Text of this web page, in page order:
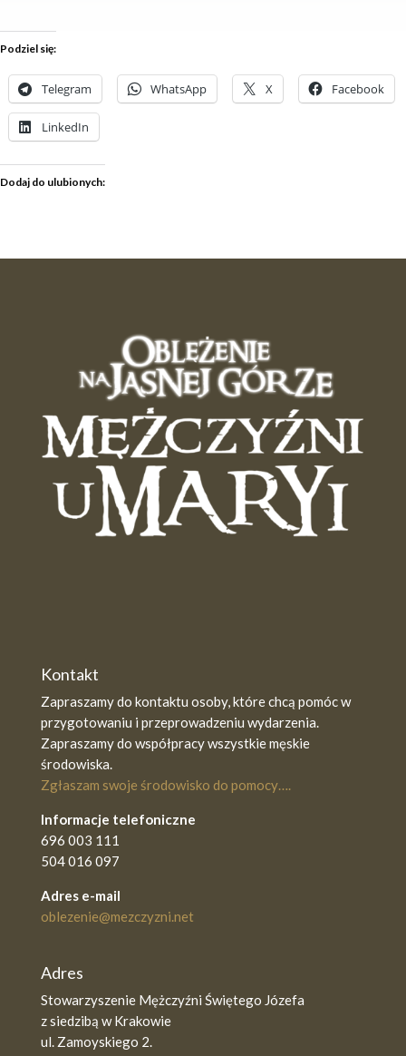
Podziel się:
Telegram WhatsApp X Facebook
LinkedIn
Dodaj do ulubionych:
Kontakt
Zapraszamy do kontaktu osoby, które chcą pomóc w
przygotowaniu i przeprowadzeniu wydarzenia.
Zapraszamy do współpracy wszystkie męskie
środowiska.
Zgłaszam swoje środowisko do pomocy….
Informacje telefoniczne
696 003 111
504 016 097
Adres e-mail
oblezenie@mezczyzni.net
Adres
Stowarzyszenie Mężczyźni Świętego Józefa
z siedzibą w Krakowie
ul. Zamoyskiego 2.